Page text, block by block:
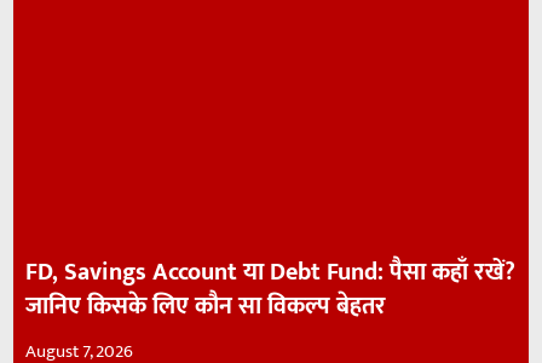
FD, Savings Account या Debt Fund: पैसा कहाँ रखें?
जानिए किसके लिए कौन सा विकल्प बेहतर
August 7, 2026